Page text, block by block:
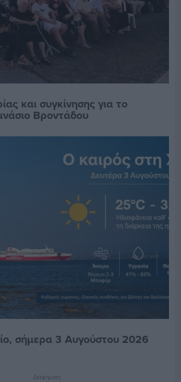
και συγκίνησης για το
Βροντάδου
σήμερα 3 Αυγούστου 2026
Διαφήμιση